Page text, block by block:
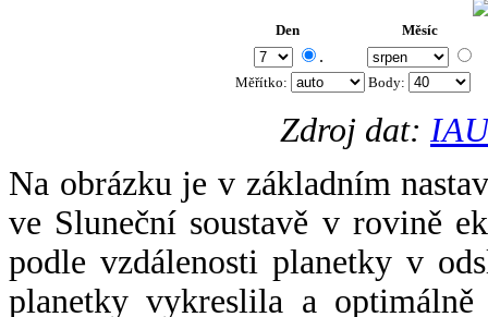
Den Měsíc
.
Měřítko: Body:
Zdroj dat:
Na obrázku je v základním
ve Sluneční soustavě v rovině
podle vzdálenosti planetky v
planetky vykreslila a